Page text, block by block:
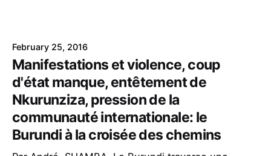
February 25, 2016
Manifestations et violence, coup
d'état manque, entêtement de
Nkurunziza, pression de la
communauté internationale: le
Burundi à la croisée des chemins